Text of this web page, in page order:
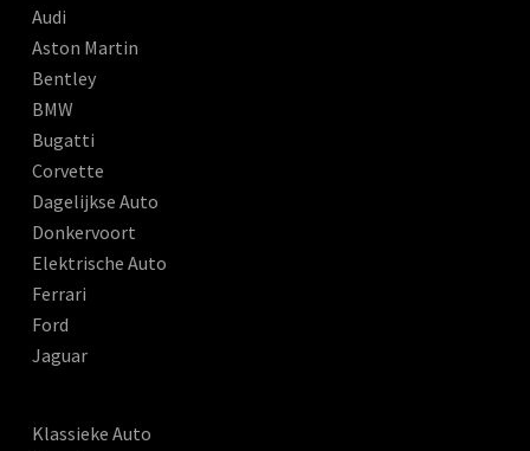
Audi
Aston Martin
Bentley
BMW
Bugatti
Corvette
Dagelijkse Auto
Donkervoort
Elektrische Auto
Ferrari
Ford
Jaguar
Klassieke Auto